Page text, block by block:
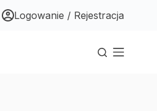
Logowanie / Rejestracja